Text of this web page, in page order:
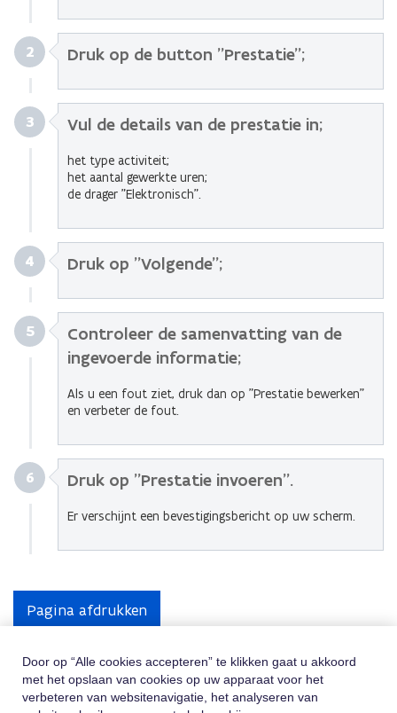
2 Druk op de button "Prestatie";
3 Vul de details van de prestatie in;
het type activiteit;
het aantal gewerkte uren;
de drager "Elektronisch".
4 Druk op "Volgende";
5
Controleer de samenvatting van de
ingevoerde informatie;
Als u een fout ziet, druk dan op "Prestatie bewerken"
en verbeter de fout.
6 Druk op "Prestatie invoeren".
Er verschijnt een bevestigingsbericht op uw scherm.
Pagina afdrukken
Hulp Nodig
Door op “Alle cookies accepteren” te klikken gaat u akkoord
met het opslaan van cookies op uw apparaat voor het
verbeteren van websitenavigatie, het analyseren van